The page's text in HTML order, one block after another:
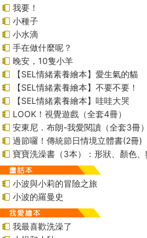
我要！
小種子
小水滴
手在做什麼呢？
晚安，10隻小羊
【SEL情緒素養繪本】愛生氣的貓
【SEL情緒素養繪本】不要不要！
【SEL情緒素養繪本】哇哇大哭
LOOK！視覺遊戲（全套4冊）
安東尼．布朗-我愛閱讀（全套3冊
過節囉！傳統節日情境立體書(2冊)
寶寶洗澡書（3本）：形狀、顏色、
小波與小莉的冒險之旅
小波的羅曼史
我最喜歡洗澡了